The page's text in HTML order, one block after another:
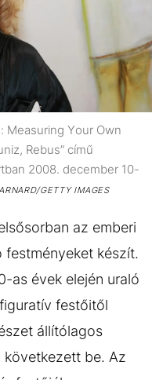
Measuring Your Own
Rebus” című
2008. december 10-
GETTY IMAGES
az emberi
készít.
as évek elején uraló
festőitől
állítólagos
következett be. Az